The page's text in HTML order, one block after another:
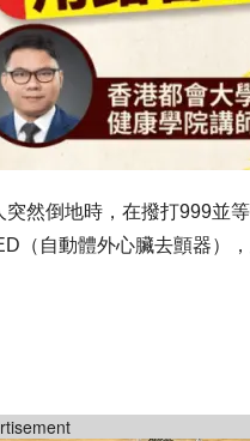
然倒地時，在撥打999並
（自動體外心臟去顫器）